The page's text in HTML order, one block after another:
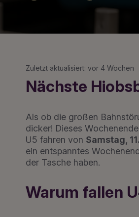
Zuletzt aktualisiert: vor 4 Wochen
Nächste
Als ob die großen
dicker! Dieses
U5 fahren von Samstag,
ein entspanntes
der Tasche haben.
Warum fallen